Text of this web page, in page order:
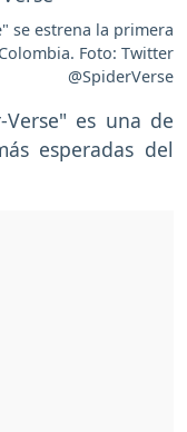
se estrena la primera
Foto: Twitter
@SpiderVerse
Verse" es una de
esperadas del